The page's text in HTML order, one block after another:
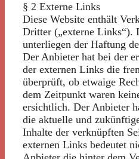
§ 2 Externe Links
Diese Website enthält
Dritter („externe Links“).
unterliegen der Haftung
Der Anbieter hat bei der
der externen Links die
überprüft, ob etwaige
dem Zeitpunkt waren
ersichtlich. Der Anbieter
die aktuelle und
Inhalte der verknüpften
externen Links bedeutet